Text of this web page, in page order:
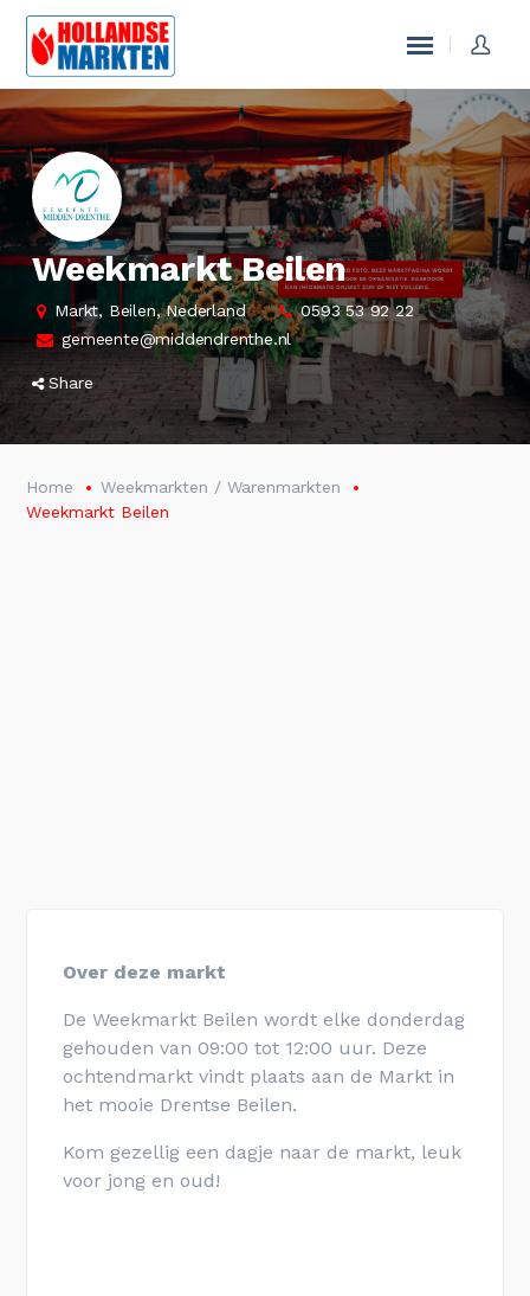
Weekmarkt Beilen
Markt, Beilen, Nederland
0593 53 92 22
gemeente@middendrenthe.nl
Share
Home
Weekmarkten / Warenmarkten
Weekmarkt Beilen
Over deze markt
De Weekmarkt Beilen wordt elke donderdag
gehouden van 09:00 tot 12:00 uur. Deze
ochtendmarkt vindt plaats aan de Markt in
het mooie Drentse Beilen.
Kom gezellig een dagje naar de markt, leuk
voor jong en oud!